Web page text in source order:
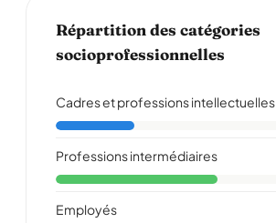
Répartition des catégories
socioprofessionnelles
Cadres et professions intellectuelles
Professions intermédiaires
Employés